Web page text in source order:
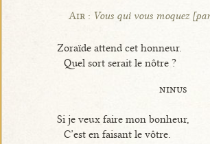
Air : Vous qui vous moquez
Zoraïde attend cet honneur.
Quel sort serait le nôtre ?
ninus
Si je veux faire mon bonheur,
C’est en faisant le vôtre.